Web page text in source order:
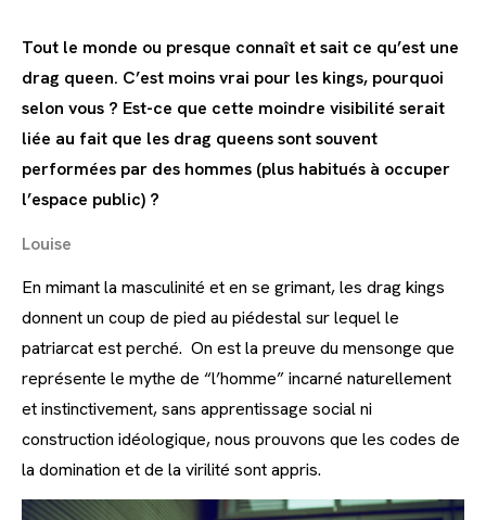
Tout le monde ou presque connaît et sait ce qu’est une
drag queen. C’est moins vrai pour les kings, pourquoi
selon vous ? Est-ce que cette moindre visibilité serait
liée au fait que les drag queens sont souvent
performées par des hommes (plus habitués à occuper
l’espace public) ?
Louise
En mimant la masculinité et en se grimant, les drag kings
donnent un coup de pied au piédestal sur lequel le
patriarcat est perché. On est la preuve du mensonge que
représente le mythe de “l’homme” incarné naturellement
et instinctivement, sans apprentissage social ni
construction idéologique, nous prouvons que les codes de
la domination et de la virilité sont appris.